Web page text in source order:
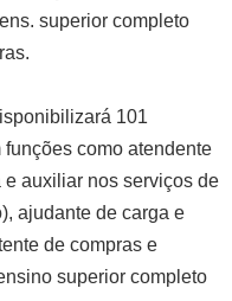
superior completo
101
como atendente
auxiliar nos serviços de
ajudante de carga e
de compras e
superior completo